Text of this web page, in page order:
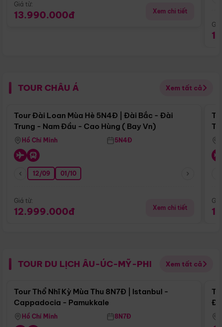
Giá từ:
13.990.000đ Xem chi tiết
TOUR CHÂU Á Xem tất cả
Điểm nổi bật
Tour Đài Loan Mùa Hè 5N4Đ | Đài Bắc - Đài
Trung - Nam Đầu - Cao Hùng ( Bay Vn)
Hồ Chí Minh 5N4Đ
12/09 01/10
Giá từ:
12.999.000đ Xem chi tiết
TOUR DU LỊCH ÂU-ÚC-MỸ-PHI Xem tất cả
Điểm nổi bật
Tour Thổ Nhĩ Kỳ Mùa Thu 8N7Đ | Istanbul -
Cappadocia - Pamukkale
Hồ Chí Minh 8N7Đ